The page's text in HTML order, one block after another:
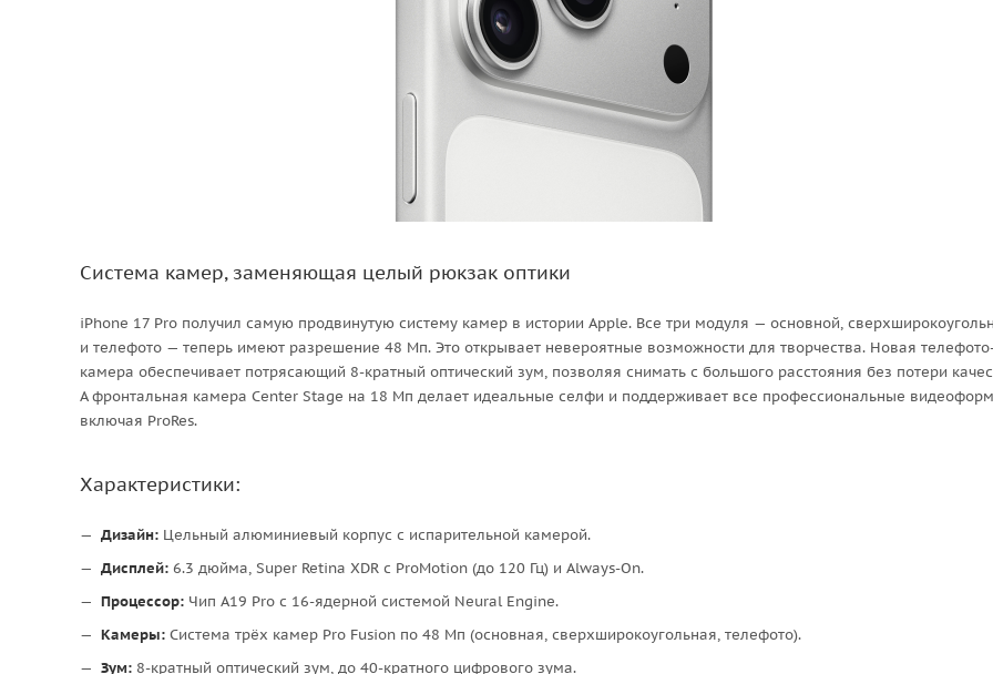
Система камер, заменяющая целый рюкзак оптики
iPhone 17 Pro получил самую продвинутую систему камер в истории Apple. Все три модуля — основной,
и телефото — теперь имеют разрешение 48 Мп. Это открывает невероятные возможности для творчества. Новая
камера обеспечивает потрясающий 8-кратный оптический зум, позволяя снимать с большого расстояния без потери
А фронтальная камера Center Stage на 18 Мп делает идеальные селфи и поддерживает все профессиональные
включая ProRes.
Характеристики:
Дизайн: Цельный алюминиевый корпус с испарительной камерой.
Дисплей: 6.3 дюйма, Super Retina XDR с ProMotion (до 120 Гц) и Always-On.
Процессор: Чип A19 Pro с 16-ядерной системой Neural Engine.
Камеры: Система трёх камер Pro Fusion по 48 Мп (основная, сверхширокоугольная, телефото).
Зум: 8-кратный оптический зум, до 40-кратного цифрового зума.